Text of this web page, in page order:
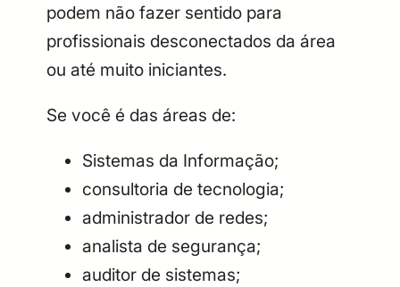
podem não fazer sentido para
profissionais desconectados da área
ou até muito iniciantes.
Se você é das áreas de:
Sistemas da Informação;
consultoria de tecnologia;
administrador de redes;
analista de segurança;
auditor de sistemas;